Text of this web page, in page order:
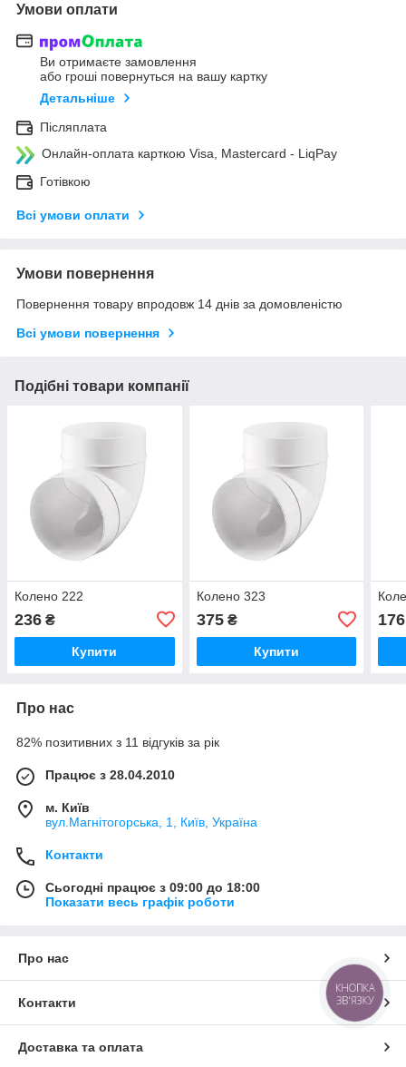
Умови оплати
Ви отримаєте замовлення
або гроші повернуться на вашу картку
Детальніше
Післяплата
Онлайн-оплата карткою Visa, Mastercard - LiqPay
Готівкою
Всі умови оплати
Умови повернення
Повернення товару впродовж 14 днів за домовленістю
Всі умови повернення
Подібні товари компанії
Колено 222
236 ₴
Купити
Колено 323
375₴
Купити
176
Про нас
82% позитивних з 11 відгуків за рік
Працює з 28.04.2010
м. Київ
вул.Магнітогорська, 1, Київ, Україна
Контакти
Сьогодні працює з 09:00 до 18:00
Показати весь графік роботи
Про нас
Контакти
Доставка та оплата
КНОПКА
ЗВ'ЯЗКУ